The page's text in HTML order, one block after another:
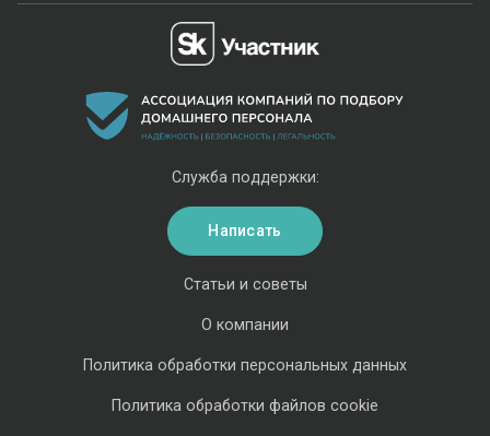
Статьи и советы
О компании
Политика обработки персональных данных
Политика обработки файлов cookie
Служба поддержки:
Написать